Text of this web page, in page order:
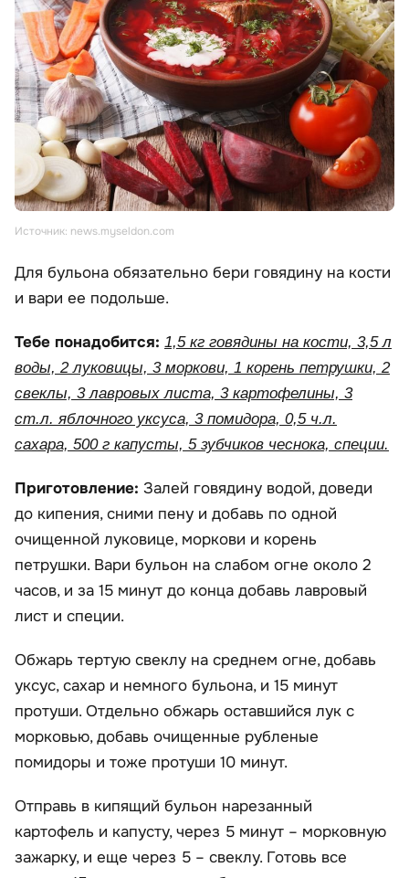
Источник: news.myseldon.com
Для бульона обязательно бери говядину на кости
и вари ее подольше.
Тебе понадобится: 1,5 кг говядины на кости, 3,5 л
воды, 2 луковицы, 3 моркови, 1 корень петрушки, 2
свеклы, 3 лавровых листа, 3 картофелины, 3
ст.л. яблочного уксуса, 3 помидора, 0,5 ч.л.
сахара, 500 г капусты, 5 зубчиков чеснока, специи.
Приготовление: Залей говядину водой, доведи
до кипения, сними пену и добавь по одной
очищенной луковице, моркови и корень
петрушки. Вари бульон на слабом огне около 2
часов, и за 15 минут до конца добавь лавровый
лист и специи.
Обжарь тертую свеклу на среднем огне, добавь
уксус, сахар и немного бульона, и 15 минут
протуши. Отдельно обжарь оставшийся лук с
морковью, добавь очищенные рубленые
помидоры и тоже протуши 10 минут.
Отправь в кипящий бульон нарезанный
картофель и капусту, через 5 минут – морковную
зажарку, и еще через 5 – свеклу. Готовь все